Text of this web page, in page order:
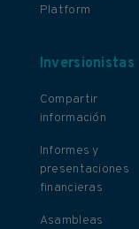
Platform
Inversionistas
Compartir
información
Informes y
presentaciones
financieras
Asambleas